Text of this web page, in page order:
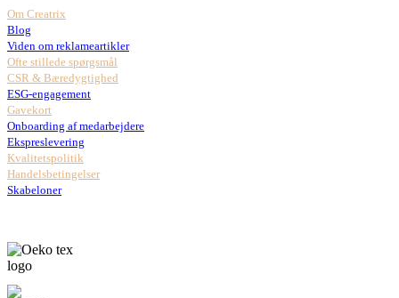
Om Creatrix
Blog
Viden om reklameartikler
Ofte stillede spørgsmål
CSR & Bæredygtighed
ESG-engagement
Gavekort
Onboarding af medarbejdere
Ekspreslevering
Kvalitetspolitik
Handelsbetingelser
Skabeloner